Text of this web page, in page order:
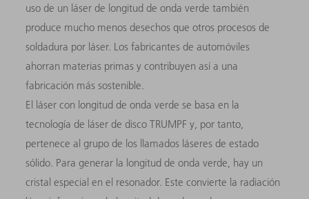
uso de un láser de longitud de onda verde también
produce mucho menos desechos que otros procesos de
soldadura por láser. Los fabricantes de automóviles
ahorran materias primas y contribuyen así a una
fabricación más sostenible.
El láser con longitud de onda verde se basa en la
tecnología de láser de disco TRUMPF y, por tanto,
pertenece al grupo de los llamados láseres de estado
sólido. Para generar la longitud de onda verde, hay un
cristal especial en el resonador. Este convierte la radiación